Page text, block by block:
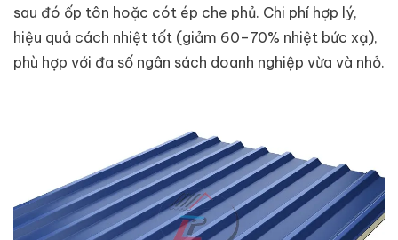
sau đó ốp tôn hoặc cót ép che phủ. Chi phí hợp lý,
hiệu quả cách nhiệt tốt (giảm 60–70% nhiệt bức xạ),
phù hợp với đa số ngân sách doanh nghiệp vừa và nhỏ.